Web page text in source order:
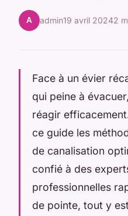
A admin19 avril 20242
Face à un évier
qui peine à
réagir
ce guide les
de canalisation
confié à des
professionnelles
de pointe, tout y